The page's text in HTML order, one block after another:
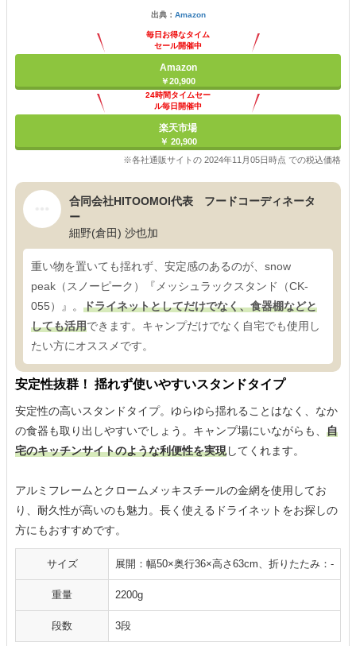
出典： Amazon
毎日お得なタイム
セール開催中
Amazon
￥20,900
24時間タイムセー
ル毎日開催中
楽天市場
￥ 20,900
※各社通販サイトの 2024年11月05日時点 での税込価格
合同会社HITOOMOI代表 フードコーディネータ
ー
細野(倉田) 沙也加
重い物を置いても揺れず、安定感のあるのが、snow
peak（スノーピーク）『メッシュラックスタンド（CK-
055）』。 ドライネットとしてだけでなく、食器棚などと
しても活用できます。キャンプだけでなく自宅でも使用し
たい方にオススメです。
安定性抜群！ 揺れず使いやすいスタンドタイプ
安定性の高いスタンドタイプ。ゆらゆら揺れることはなく、なか
の食器も取り出しやすいでしょう。キャンプ場にいながらも、 自
宅のキッチンサイトのような利便性を実現してくれます。
アルミフレームとクロームメッキスチールの金網を使用してお
り、耐久性が高いのも魅力。長く使えるドライネットをお探しの
方にもおすすめです。
サイズ 展開：幅50×奥行36×高さ63cm、折りたたみ：-
重量 2200g
段数 3段